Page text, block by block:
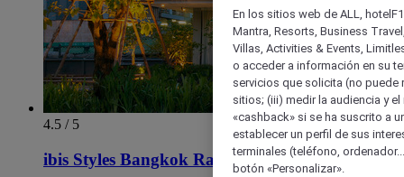
4.5 / 5
ibis Styles Bangkok Ratchada
En los sitios web de ALL,
Mantra, Resorts, Business
Villas, Activities & Events,
o acceder a información en su
servicios que solicita (no puede
sitios; (iii) medir la audiencia y
«cashback» si se ha suscrito a
establecer un perfil de sus
terminales (teléfono,
botón «Personalizar».